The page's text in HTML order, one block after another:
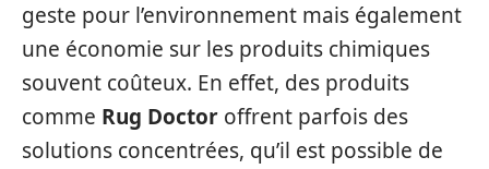
geste pour l’environnement mais également
une économie sur les produits chimiques
souvent coûteux. En effet, des produits
comme Rug Doctor offrent parfois des
solutions concentrées, qu’il est possible de